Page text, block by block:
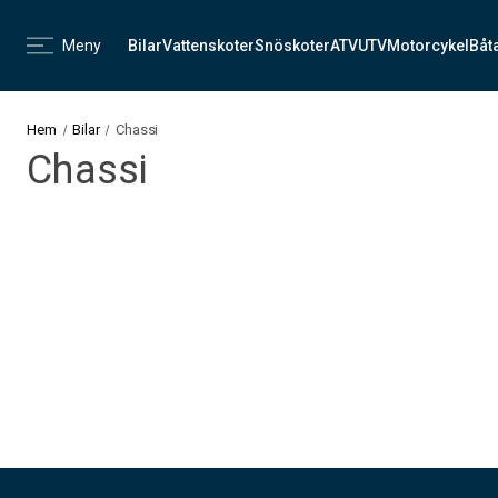
Meny BilarVattenskoterSnöskoterATVUTVMotorcykel
Hem Bilar Chassi
Chassi